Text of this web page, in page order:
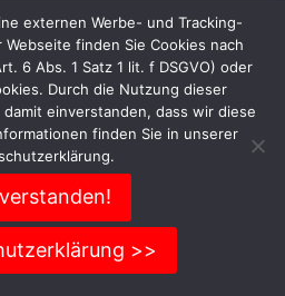
; Datenschutzerklärung:
about/privacy;
(Opt-Out): Einstellungen für
www.facebook.com/settings?
und Videoplattform;
Limited, Gordon House,
Irland, Mutterunternehmen: Google
Parkway, Mountain View, CA
privacy;
externen Werbe- und Tracking-
finden Sie Cookies nach
6 Abs. 1 Satz 1 lit. f DSGVO) oder
Durch die Nutzung dieser
einverstanden, dass wir diese
finden Sie in unserer
>>